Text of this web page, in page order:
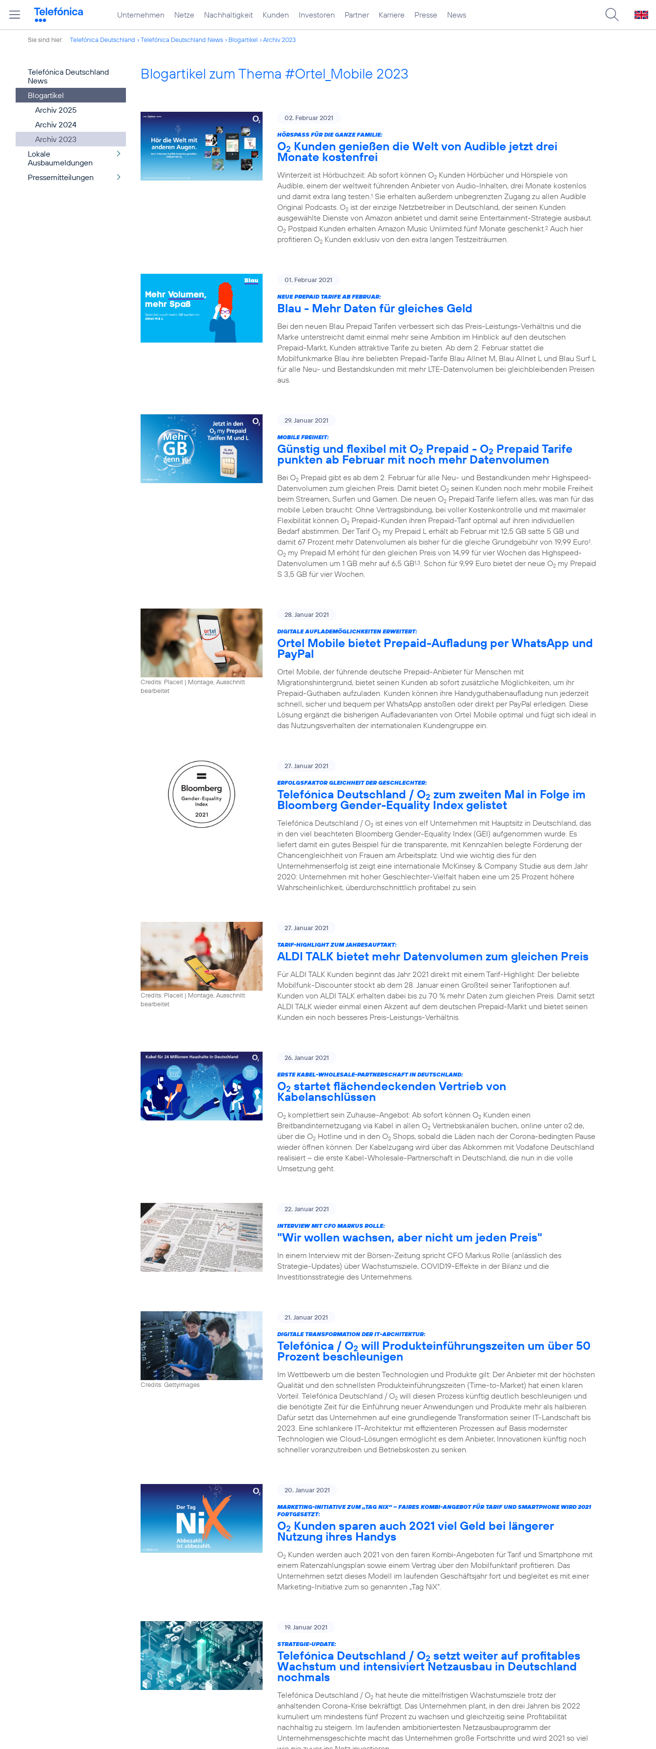
Unternehmen Netze Nachhaltigkeit Kunden Investoren Partner Karriere Presse News
Sie sind hier: Telefónica Deutschland Telefónica Deutschland News Blogartikel Archiv 2023
Telefónica Deutschland
News
Blogartikel
Archiv 2025
Archiv 2024
Archiv 2023
Lokale
Ausbaumeldungen
Pressemitteilungen
Blogartikel zum Thema #Ortel_Mobile 2023
02. Februar 2021
HÖRSPASS FÜR DIE GANZE FAMILIE:
O2 Kunden genießen die Welt von Audible jetzt drei
Monate kostenfrei
Winterzeit ist Hörbuchzeit: Ab sofort können O2 Kunden Hörbücher und Hörspiele von
Audible, einem der weltweit führenden Anbieter von Audio-Inhalten, drei Monate kostenlos
und damit extra lang testen.1 Sie erhalten außerdem unbegrenzten Zugang zu allen Audible
Original Podcasts. O2 ist der einzige Netzbetreiber in Deutschland, der seinen Kunden
ausgewählte Dienste von Amazon anbietet und damit seine Entertainment-Strategie ausbaut.
O2 Postpaid Kunden erhalten Amazon Music Unlimited fünf Monate geschenkt.2 Auch hier
profitieren O2 Kunden exklusiv von den extra langen Testzeiträumen.
01. Februar 2021
NEUE PREPAID TARIFE AB FEBRUAR:
Blau - Mehr Daten für gleiches Geld
Bei den neuen Blau Prepaid Tarifen verbessert sich das Preis-Leistungs-Verhältnis und die
Marke unterstreicht damit einmal mehr seine Ambition im Hinblick auf den deutschen
Prepaid-Markt, Kunden attraktive Tarife zu bieten. Ab dem 2. Februar stattet die
Mobilfunkmarke Blau ihre beliebten Prepaid-Tarife Blau Allnet M, Blau Allnet L und Blau Surf L
für alle Neu- und Bestandskunden mit mehr LTE-Datenvolumen bei gleichbleibenden Preisen
aus.
29. Januar 2021
MOBILE FREIHEIT:
Günstig und flexibel mit O2 Prepaid - O2 Prepaid Tarife
punkten ab Februar mit noch mehr Datenvolumen
Bei O2 Prepaid gibt es ab dem 2. Februar für alle Neu- und Bestandkunden mehr Highspeed-
Datenvolumen zum gleichen Preis. Damit bietet O2 seinen Kunden noch mehr mobile Freiheit
beim Streamen, Surfen und Gamen. Die neuen O2 Prepaid Tarife liefern alles, was man für das
mobile Leben braucht: Ohne Vertragsbindung, bei voller Kostenkontrolle und mit maximaler
Flexibilität können O2 Prepaid-Kunden ihren Prepaid-Tarif optimal auf ihren individuellen
Bedarf abstimmen. Der Tarif O2 my Prepaid L erhält ab Februar mit 12,5 GB satte 5 GB und
damit 67 Prozent mehr Datenvolumen als bisher für die gleiche Grundgebühr von 19,99 Euro1.
O2 my Prepaid M erhöht für den gleichen Preis von 14,99 für vier Wochen das Highspeed-
Datenvolumen um 1 GB mehr auf 6,5 GB1,3. Schon für 9,99 Euro bietet der neue O2 my Prepaid
S 3,5 GB für vier Wochen.
Credits: Placeit | Montage, Ausschnitt
bearbeitet
28. Januar 2021
DIGITALE AUFLADEMÖGLICHKEITEN ERWEITERT:
Ortel Mobile bietet Prepaid-Aufladung per WhatsApp und
PayPal
Ortel Mobile, der führende deutsche Prepaid-Anbieter für Menschen mit
Migrationshintergrund, bietet seinen Kunden ab sofort zusätzliche Möglichkeiten, um ihr
Prepaid-Guthaben aufzuladen. Kunden können ihre Handyguthabenaufladung nun jederzeit
schnell, sicher und bequem per WhatsApp anstoßen oder direkt per PayPal erledigen. Diese
Lösung ergänzt die bisherigen Aufladevarianten von Ortel Mobile optimal und fügt sich ideal in
das Nutzungsverhalten der internationalen Kundengruppe ein.
27. Januar 2021
ERFOLGSFAKTOR GLEICHHEIT DER GESCHLECHTER:
Telefónica Deutschland / O2 zum zweiten Mal in Folge im
Bloomberg Gender-Equality Index gelistet
Telefónica Deutschland / O2 ist eines von elf Unternehmen mit Hauptsitz in Deutschland, das
in den viel beachteten Bloomberg Gender-Equality Index (GEI) aufgenommen wurde. Es
liefert damit ein gutes Beispiel für die transparente, mit Kennzahlen belegte Förderung der
Chancengleichheit von Frauen am Arbeitsplatz. Und wie wichtig dies für den
Unternehmenserfolg ist zeigt eine internationale McKinsey & Company Studie aus dem Jahr
2020: Unternehmen mit hoher Geschlechter-Vielfalt haben eine um 25 Prozent höhere
Wahrscheinlichkeit, überdurchschnittlich profitabel zu sein.
Credits: Placeit | Montage, Ausschnitt
bearbeitet
27. Januar 2021
TARIF-HIGHLIGHT ZUM JAHRESAUFTAKT:
ALDI TALK bietet mehr Datenvolumen zum gleichen Preis
Für ALDI TALK Kunden beginnt das Jahr 2021 direkt mit einem Tarif-Highlight: Der beliebte
Mobilfunk-Discounter stockt ab dem 28. Januar einen Großteil seiner Tarifoptionen auf.
Kunden von ALDI TALK erhalten dabei bis zu 70 % mehr Daten zum gleichen Preis. Damit setzt
ALDI TALK wieder einmal einen Akzent auf dem deutschen Prepaid-Markt und bietet seinen
Kunden ein noch besseres Preis-Leistungs-Verhältnis.
26. Januar 2021
ERSTE KABEL-WHOLESALE-PARTNERSCHAFT IN DEUTSCHLAND:
O2 startet flächendeckenden Vertrieb von
Kabelanschlüssen
O2 komplettiert sein Zuhause-Angebot: Ab sofort können O2 Kunden einen
Breitbandinternetzugang via Kabel in allen O2 Vertriebskanälen buchen, online unter o2.de,
über die O2 Hotline und in den O2 Shops, sobald die Läden nach der Corona-bedingten Pause
wieder öffnen können. Der Kabelzugang wird über das Abkommen mit Vodafone Deutschland
realisiert – die erste Kabel-Wholesale-Partnerschaft in Deutschland, die nun in die volle
Umsetzung geht.
22. Januar 2021
INTERVIEW MIT CFO MARKUS ROLLE:
"Wir wollen wachsen, aber nicht um jeden Preis"
In einem Interview mit der Börsen-Zeitung spricht CFO Markus Rolle (anlässlich des
Strategie-Updates) über Wachstumsziele, COVID19-Effekte in der Bilanz und die
Investitionsstrategie des Unternehmens.
Credits: Gettyimages
21. Januar 2021
DIGITALE TRANSFORMATION DER IT-ARCHITEKTUR:
Telefónica / O2 will Produkteinführungszeiten um über 50
Prozent beschleunigen
Im Wettbewerb um die besten Technologien und Produkte gilt: Der Anbieter mit der höchsten
Qualität und den schnellsten Produkteinführungszeiten (Time-to-Market) hat einen klaren
Vorteil. Telefónica Deutschland / O2 will diesen Prozess künftig deutlich beschleunigen und
die benötigte Zeit für die Einführung neuer Anwendungen und Produkte mehr als halbieren.
Dafür setzt das Unternehmen auf eine grundlegende Transformation seiner IT-Landschaft bis
2023. Eine schlankere IT-Architektur mit effizienteren Prozessen auf Basis modernster
Technologien wie Cloud-Lösungen ermöglicht es dem Anbieter, Innovationen künftig noch
schneller voranzutreiben und Betriebskosten zu senken.
20. Januar 2021
MARKETING-INITIATIVE ZUM „TAG NIX“ – FAIRES KOMBI-ANGEBOT FÜR TARIF UND SMARTPHONE WIRD 2021
FORTGESETZT:
O2 Kunden sparen auch 2021 viel Geld bei längerer
Nutzung ihres Handys
O2 Kunden werden auch 2021 von den fairen Kombi-Angeboten für Tarif und Smartphone mit
einem Ratenzahlungsplan sowie einem Vertrag über den Mobilfunktarif profitieren. Das
Unternehmen setzt dieses Modell im laufenden Geschäftsjahr fort und begleitet es mit einer
Marketing-Initiative zum so genannten „Tag NiX“.
19. Januar 2021
STRATEGIE-UPDATE:
Telefónica Deutschland / O2 setzt weiter auf profitables
Wachstum und intensiviert Netzausbau in Deutschland
nochmals
Telefónica Deutschland / O2 hat heute die mittelfristigen Wachstumsziele trotz der
anhaltenden Corona-Krise bekräftigt. Das Unternehmen plant, in den drei Jahren bis 2022
kumuliert um mindestens fünf Prozent zu wachsen und gleichzeitig seine Profitabilität
nachhaltig zu steigern. Im laufenden ambitioniertesten Netzausbauprogramm der
Unternehmensgeschichte macht das Unternehmen große Fortschritte und wird 2021 so viel